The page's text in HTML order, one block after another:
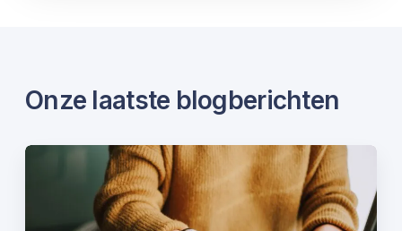
Onze laatste blogberichten